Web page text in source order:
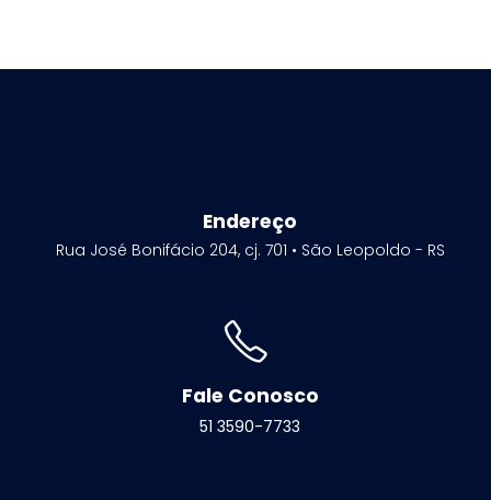
Endereço
Rua José Bonifácio 204, cj. 701 • São Leopoldo - RS
Fale Conosco
51 3590-7733